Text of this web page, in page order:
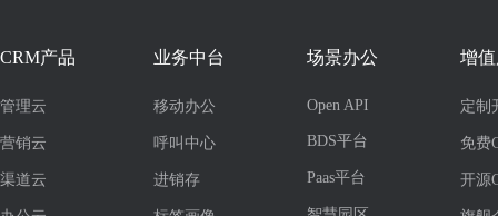
CRM产品
管理云
营销云
渠道云
业务中台
移动办公
呼叫中心
进销存
场景办公
Open API
BDS平台
Paas平台
增
定制
免费
开源